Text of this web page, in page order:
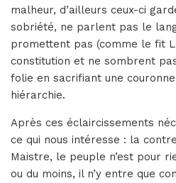
malheur, d’ailleurs ceux-ci
sobriété, ne parlent pas le
promettent pas (comme le fit
constitution et ne sombrent
folie en sacrifiant une
hiérarchie.
Après ces éclaircissements
ce qui nous intéresse : la
Maistre, le peuple n’est pour
ou du moins, il n’y entre que